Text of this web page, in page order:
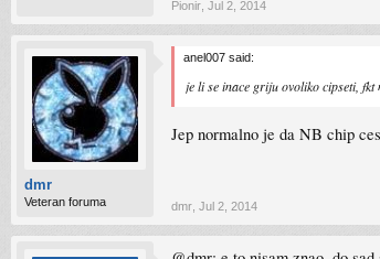
Pionir Jul 2, 2014
dmr
Veteran foruma
anel007 said:
je li se inace griju ovoliko cipseti,
Jep normalno je da NB chip
dmr Jul 2, 2014